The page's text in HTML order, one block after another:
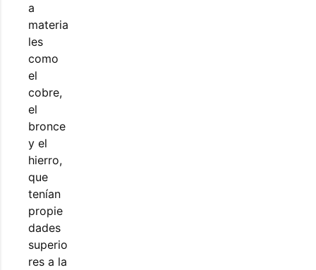
a
materia
les
como
el
cobre,
el
bronce
y el
hierro,
que
tenían
propie
dades
superio
res a la